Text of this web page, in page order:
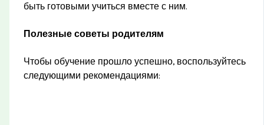
быть готовыми учиться вместе с ним.
Полезные советы родителям
Чтобы обучение прошло успешно, воспользуйтесь
следующими рекомендациями: